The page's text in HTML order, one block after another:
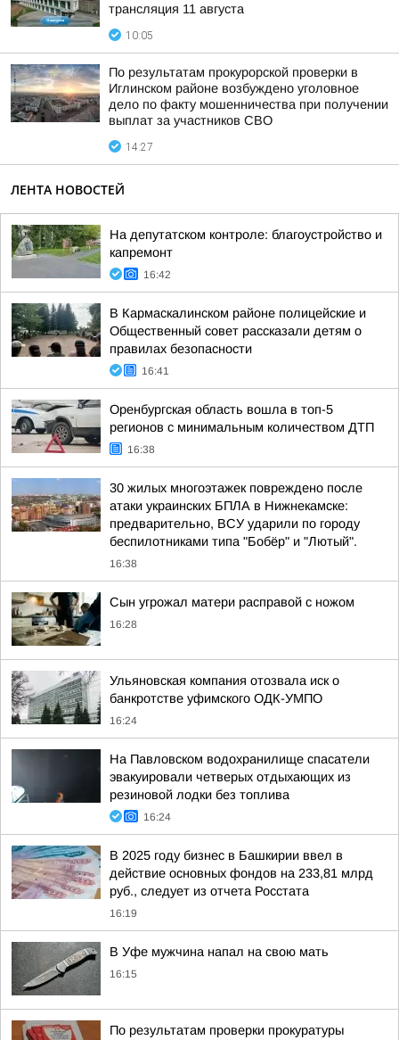
трансляция 11 августа
10:05
По результатам прокурорской проверки в
Иглинском районе возбуждено уголовное
дело по факту мошенничества при получении
выплат за участников СВО
14:27
ЛЕНТА НОВОСТЕЙ
На депутатском контроле: благоустройство и
капремонт
16:42
В Кармаскалинском районе полицейские и
Общественный совет рассказали детям о
правилах безопасности
16:41
Оренбургская область вошла в топ-5
регионов с минимальным количеством ДТП
16:38
30 жилых многоэтажек повреждено после
атаки украинских БПЛА в Нижнекамске:
предварительно, ВСУ ударили по городу
беспилотниками типа "Бобёр" и "Лютый".
16:38
Сын угрожал матери расправой с ножом
16:28
Ульяновская компания отозвала иск о
банкротстве уфимского ОДК-УМПО
16:24
На Павловском водохранилище спасатели
эвакуировали четверых отдыхающих из
резиновой лодки без топлива
16:24
В 2025 году бизнес в Башкирии ввел в
действие основных фондов на 233,81 млрд
руб., следует из отчета Росстата
16:19
В Уфе мужчина напал на свою мать
16:15
По результатам проверки прокуратуры